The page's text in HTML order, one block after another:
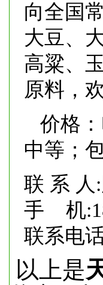
向全国
大豆、
高粱、
原料，
价格：
中等；
联 系 人
手 机
联系电
以上是